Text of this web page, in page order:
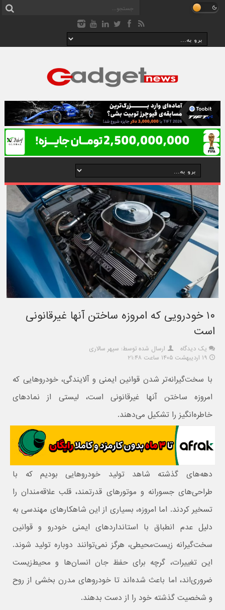
۱۰ خودرویی که امروزه ساختن آنها غیرقانونی
است
یک دیدگاه
ارسال شده توسط: سپهر سالاری
۱۹ اردیبهشت ۱۴۰۵ ساعت ۲۱:۴۸
با سخت‌گیرانه‌تر شدن قوانین ایمنی و آلایندگی، خودروهایی که
امروزه ساختن آنها غیرقانونی است، لیستی از نمادهای
خاطره‌انگیز را تشکیل می‌دهند.
دهه‌های گذشته شاهد تولید خودروهایی بودیم که با
طراحی‌های جسورانه و موتورهای قدرتمند، قلب علاقه‌مندان را
تسخیر کردند. اما امروزه، بسیاری از این شاهکارهای مهندسی به
دلیل عدم انطباق با استانداردهای ایمنی خودرو و قوانین
سخت‌گیرانه زیست‌محیطی، هرگز نمی‌توانند دوباره تولید شوند.
این تغییرات، گرچه برای حفظ جان انسان‌ها و محیط‌زیست
ضروری‌اند، اما باعث شده‌اند تا خودروهای مدرن بخشی از روح
و شخصیت گذشته خود را از دست بدهند.